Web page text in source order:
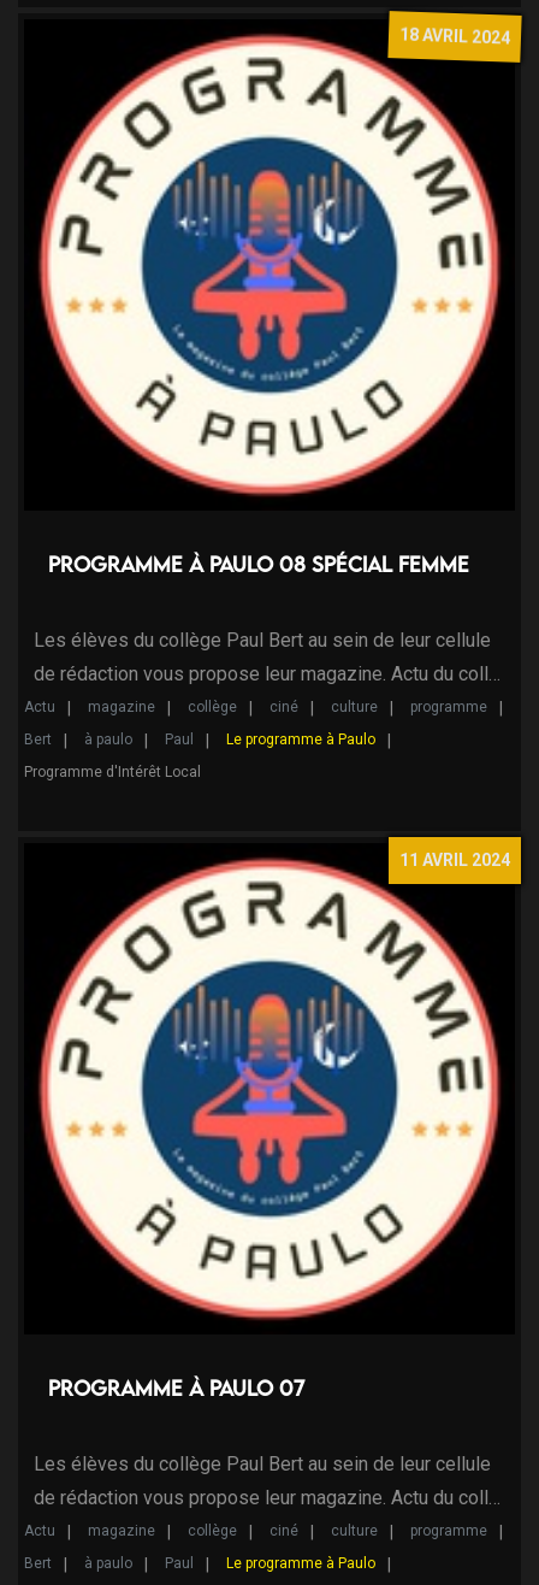
18 AVRIL 2024
Programme à Paulo 08 Spécial femme
Les élèves du collège Paul Bert au sein de leur cellule
de rédaction vous propose leur magazine. Actu du coll…
Actu magazine collège ciné culture
programme
Bert
à paulo Paul
Le programme à Paulo
Programme d'Intérêt Local
11 AVRIL 2024
Programme à Paulo 07
Les élèves du collège Paul Bert au sein de leur cellule
de rédaction vous propose leur magazine. Actu du coll…
Actu magazine collège ciné culture
programme
Bert
à paulo Paul Le programme à Paulo